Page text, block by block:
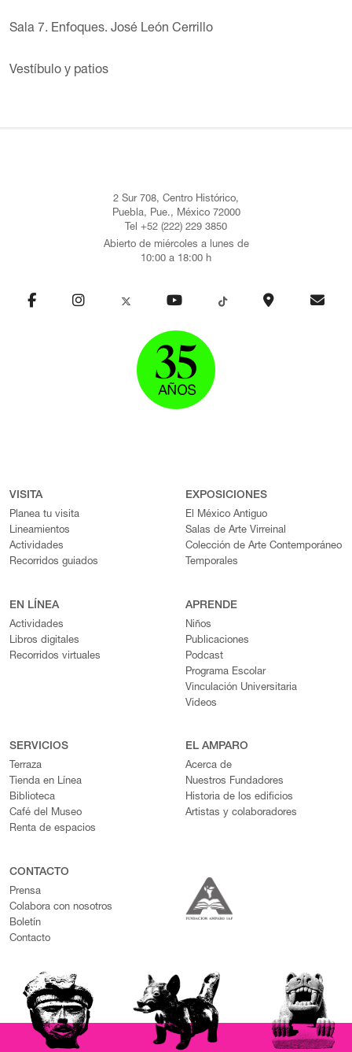
Sala 7. Enfoques. José León Cerrillo
Vestíbulo y patios
2 Sur 708, Centro Histórico,
Puebla, Pue., México 72000
Tel +52 (222) 229 3850
Abierto de miércoles a lunes de
10:00 a 18:00 h
VISITA
Planea tu visita
Lineamientos
Actividades
Recorridos guiados
EXPOSICIONES
El México Antiguo
Salas de Arte Virreinal
Colección de Arte Contemporáneo
Temporales
EN LÍNEA
Actividades
Libros digitales
Recorridos virtuales
APRENDE
Niños
Publicaciones
Podcast
Programa Escolar
Vinculación Universitaria
Videos
SERVICIOS
Terraza
Tienda en Línea
Biblioteca
Café del Museo
Renta de espacios
EL AMPARO
Acerca de
Nuestros Fundadores
Historia de los edificios
Artistas y colaboradores
CONTACTO
Prensa
Colabora con nosotros
Boletín
Contacto